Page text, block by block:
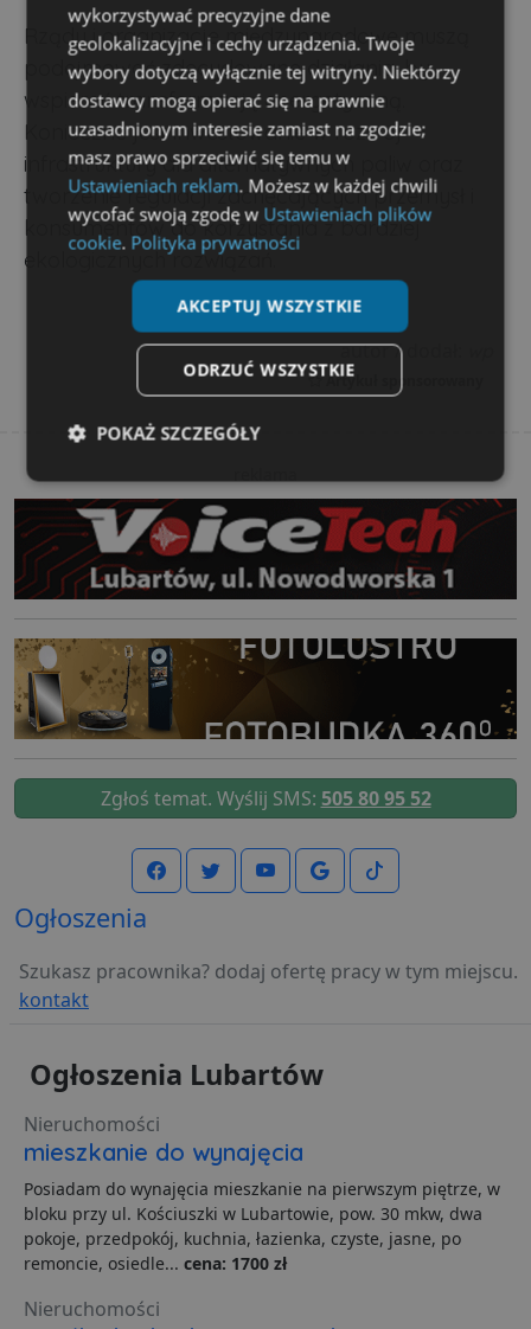
Rządy i organizacje międzynarodowe muszą
podejmować zdecydowane działania, by
wspierać transformację energetyczną.
Konieczne jest inwestowanie w rozwój
infrastruktury dla alternatywnych paliw oraz
tworzenie regulacji zachęcających przemysł i
konsumentów do korzystania z bardziej
ekologicznych rozwiązań.
autor / dodał:
Artykuł sponsorowany
Zgłoś temat. Wyślij SMS: 505 80 95 52
Ogłoszenia
Szukasz pracownika? dodaj ofertę pracy w tym miejscu.
kontakt
Ogłoszenia Lubartów
Nieruchomości
mieszkanie do wynajęcia
Posiadam do wynajęcia mieszkanie na pierwszym piętrze, w
bloku przy ul. Kościuszki w Lubartowie, pow. 30 mkw, dwa
pokoje, przedpokój, kuchnia, łazienka, czyste, jasne, po
remoncie, osiedle... cena: 1700 zł
Nieruchomości
wykorzystywać precyzyjne dane
geolokalizacyjne i cechy urządzenia. Twoje
wybory dotyczą wyłącznie tej witryny. Niektórzy
dostawcy mogą opierać się na prawnie
uzasadnionym interesie zamiast na zgodzie;
masz prawo sprzeciwić się temu w
Ustawieniach reklam. Możesz w każdej chwili
wycofać swoją zgodę w Ustawieniach plików
cookie. Polityka prywatności
AKCEPTUJ WSZYSTKIE
ODRZUĆ WSZYSTKIE
POKAŻ SZCZEGÓŁY
Niezbędne Wydajność Targetowanie
Funkcjonalność Niesklasyfikowane
Niezbędne Wydajność
Targetowanie
Funkcjonalność
Niesklasyfikowane
Niezbędne pliki cookie umożliwiają korzystanie z
logowanie użytkownika i zarządzanie kontem. Bez
niezbędnych plików cookie nie można prawidłowo
korzystać ze strony internetowej.
ban0 .lubartow24.pl
4 minuty 57
CookieScriptConsent
CookieScript